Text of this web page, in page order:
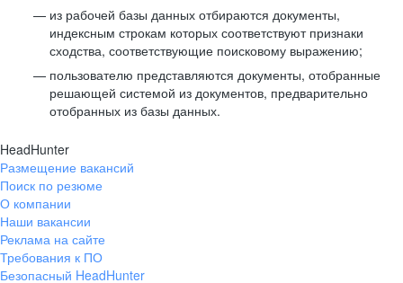
из рабочей базы данных отбираются документы,
индексным строкам которых соответствуют признаки
сходства, соответствующие поисковому выражению;
пользователю представляются документы, отобранные
решающей системой из документов, предварительно
отобранных из базы данных.
HeadHunter
Размещение вакансий
Поиск по резюме
О компании
Наши вакансии
Реклама на сайте
Требования к ПО
Безопасный HeadHunter